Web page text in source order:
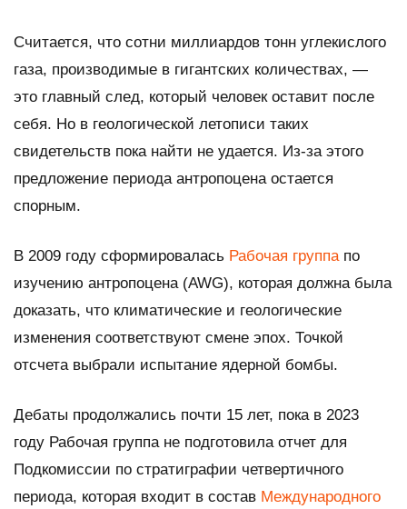
Считается, что сотни миллиардов тонн углекислого
газа, производимые в гигантских количествах, —
это главный след, который человек оставит после
себя. Но в геологической летописи таких
свидетельств пока найти не удается. Из-за этого
предложение периода антропоцена остается
спорным.
В 2009 году сформировалась Рабочая группа по
изучению антропоцена (AWG), которая должна была
доказать, что климатические и геологические
изменения соответствуют смене эпох. Точкой
отсчета выбрали испытание ядерной бомбы.
Дебаты продолжались почти 15 лет, пока в 2023
году Рабочая группа не подготовила отчет для
Подкомиссии по стратиграфии четвертичного
периода, которая входит в состав Международного